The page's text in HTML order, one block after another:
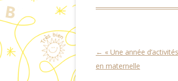
Navigation des articles
← « Une année
en maternelle